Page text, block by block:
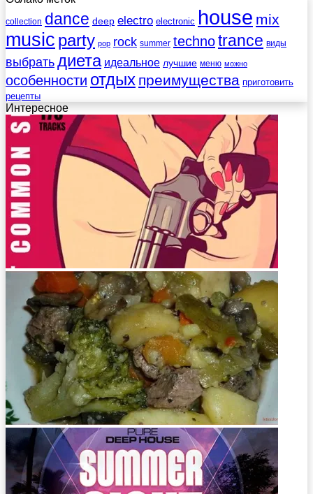
collection dance deep electro electronic house mix
music party pop rock summer technotrance виды
выбратьдиета идеальное лучшие меню можно
особенности отдых преимущества приготовить
рецепты
Интересное